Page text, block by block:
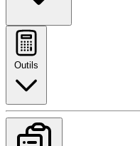
Outils